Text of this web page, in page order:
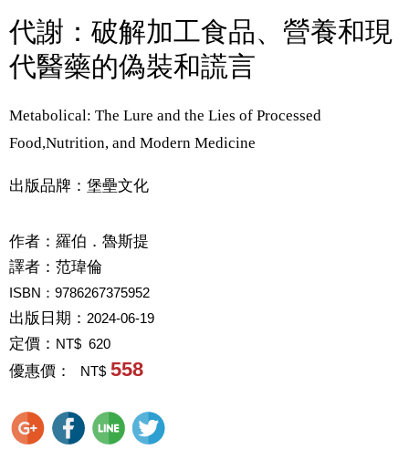
代謝：破解加工食品、營養和現
代醫藥的偽裝和謊言
Metabolical: The Lure and the Lies of Processed
Food,Nutrition, and Modern Medicine
出版品牌：堡壘文化
作者： 羅伯．魯斯提
譯者： 范瑋倫
ISBN：9786267375952
出版日期： 2024-06-19
定價： NT$ 620
優惠價： NT$ 558